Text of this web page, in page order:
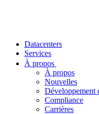
Datacenters
Services
À propos
À propos
Nouvelles
Développement
Compliance
Carrières